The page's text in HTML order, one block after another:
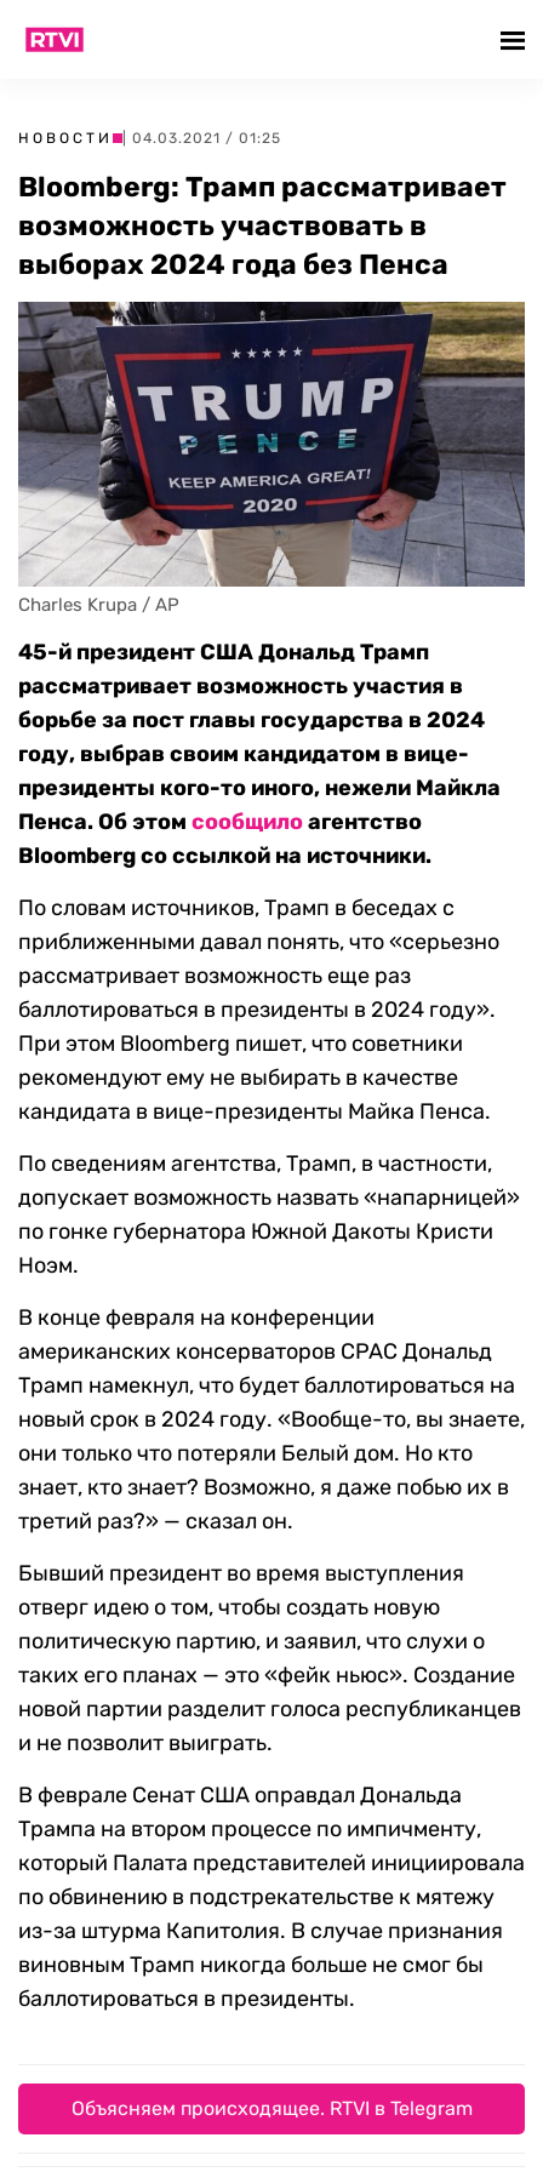
НОВОСТИ | 04.03.2021 / 01:25
Bloomberg: Трамп рассматривает
возможность участвовать в
выборах 2024 года без Пенса
Charles Krupa / AP
45-й президент США Дональд Трамп
рассматривает возможность участия в
борьбе за пост главы государства в 2024
году, выбрав своим кандидатом в вице-
президенты кого-то иного, нежели Майкла
Пенса. Об этом сообщилоагентство
Bloomberg со ссылкой на источники.
По словам источников, Трамп в беседах с
приближенными давал понять, что «серьезно
рассматривает возможность еще раз
баллотироваться в президенты в 2024 году».
При этом Bloomberg пишет, что советники
рекомендуют ему не выбирать в качестве
кандидата в вице-президенты Майка Пенса.
По сведениям агентства, Трамп, в частности,
допускает возможность назвать «напарницей»
по гонке губернатора Южной Дакоты Кристи
Ноэм.
В конце февраля на конференции
американских консерваторов CPAC Дональд
Трамп намекнул, что будет баллотироваться на
новый срок в 2024 году. «Вообще-то, вы знаете,
они только что потеряли Белый дом. Но кто
знает, кто знает? Возможно, я даже побью их в
третий раз?» — сказал он.
Бывший президент во время выступления
отверг идею о том, чтобы создать новую
политическую партию, и заявил, что слухи о
таких его планах — это «фейк ньюс». Создание
новой партии разделит голоса республиканцев
и не позволит выиграть.
В феврале Сенат США оправдал Дональда
Трампа на втором процессе по импичменту,
который Палата представителей инициировала
по обвинению в подстрекательстве к мятежу
из-за штурма Капитолия. В случае признания
виновным Трамп никогда больше не смог бы
баллотироваться в президенты.
Объясняем происходящее. RTVI в Telegram